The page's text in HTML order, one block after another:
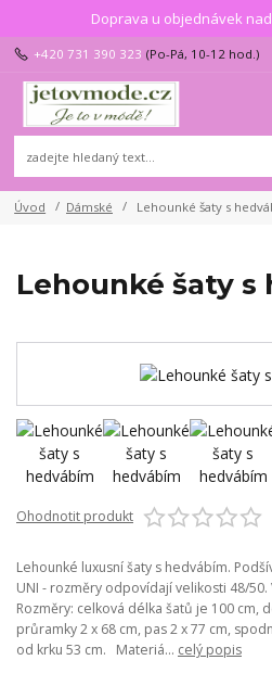
Doprava u objednávek nad
+420 731 390 323 (Po-Pá, 10-12 hod.)
Úvod Dámské Lehounké šaty s
Lehounké šaty s
Ohodnotit produkt
Lehounké luxusní šaty s hedvábím.
UNI - rozměry odpovídají velikosti 48/50.
Rozměry: celková délka šatů je 100 cm,
průramky 2 x 68 cm, pas 2 x 77 cm,
od krku 53 cm. Materiá... celý popis